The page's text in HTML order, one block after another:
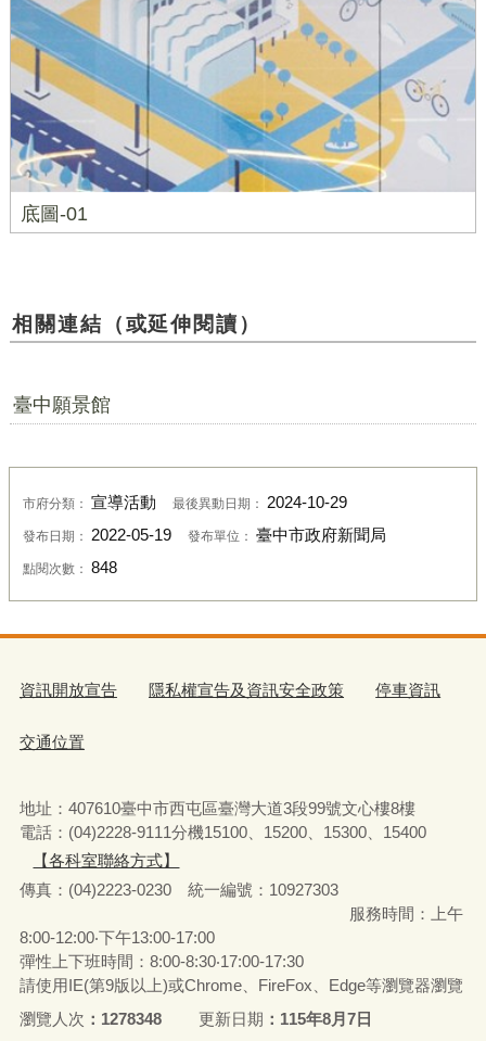
底圖-01
相關連結（或延伸閱讀）
臺中願景館
市府分類： 宣導活動 最後異動日期： 2024-10-29
發布日期： 2022-05-19 發布單位： 臺中市政府新聞局
點閱次數： 848
資訊開放宣告 隱私權宣告及資訊安全政策 停車資訊
交通位置
地址：407610臺中市西屯區臺灣大道3段99號文心樓8樓
電話：(04)2228-9111分機15100、15200、15300、15400
【各科室聯絡方式】
傳真：(04)2223-0230 統一編號 ： 10927303
服務時間：上午
8:00-12:00‧下午13:00-17:00
彈性上下班時間：8:00-8:30‧17:00-17:30
請使用IE(第9版以上)或Chrome、FireFox、Edge等瀏覽器瀏覽
瀏覽人次
1278348 更新日期 115年8月7日